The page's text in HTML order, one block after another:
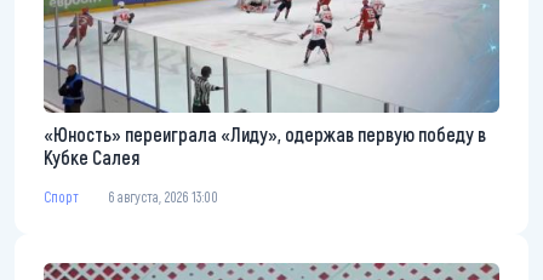
«Юность» переиграла «Лиду», одержав первую победу в
Кубке Салея
Спорт 6 августа, 2026 13:00